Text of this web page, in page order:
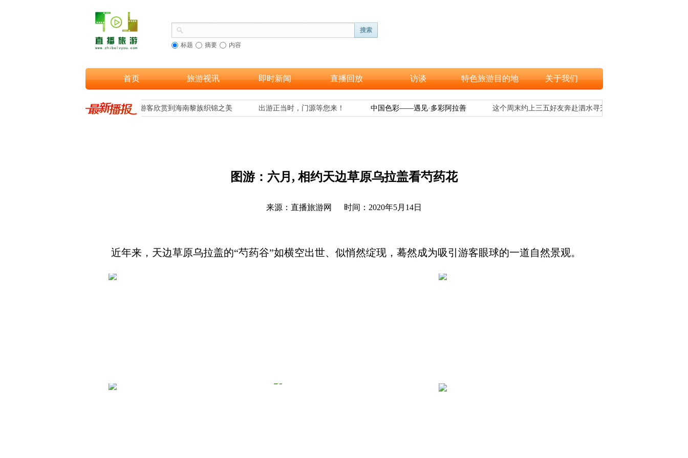
搜索
标题 摘要 内容
首页 旅游视讯 即时新闻 直播回放 访谈 特色旅游目的地 关于我们
文旅融合，让更多游客欣赏到海南黎族织锦之美 出游正当时，门源等您来！ 中国色彩——遇见·多彩阿拉善 这个周末约上三五好友奔赴泗水寻芳华！
图游： 六月, 相约天边草原乌拉盖看芍药花
来源：直播旅游网 时间：2020年5月14日
近年来，天边草原乌拉盖的“芍药谷”如横空出世、似悄然绽现，蓦然成为吸引游客眼球的一道自然景观。